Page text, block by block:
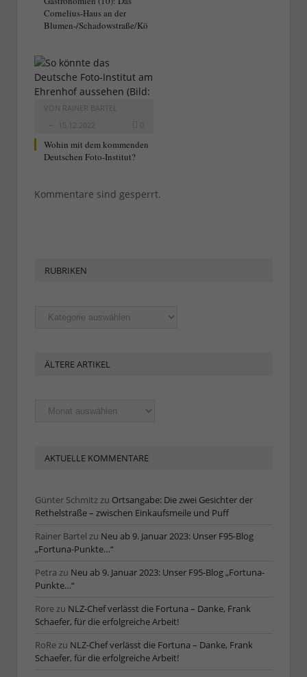
Cornelius-Haus an der
Blumen-/Schadowstraße/Kö
VON RAINER BARTEL
15.12.2022
0
Wohin mit dem kommenden
Deutschen Foto-Institut?
Kommentare sind gesperrt.
RUBRIKEN
Rubriken
ÄLTERE ARTIKEL
Ältere
Artikel
AKTUELLE KOMMENTARE
Günter Schmitzzu Ortsangabe: Die zwei Gesichter der
Rethelstraße – zwischen Einkaufsmeile und Puff
Rainer Bartel zu Neu ab 9. Januar 2023: Unser F95-Blog
„Fortuna-Punkte…“
Petra zu Neu ab 9. Januar 2023: Unser F95-Blog „Fortuna-
Punkte…“
Rorezu NLZ-Chef verlässt die Fortuna – Danke, Frank
Schaefer, für die erfolgreiche Arbeit!
RoRezu NLZ-Chef verlässt die Fortuna – Danke, Frank
Schaefer, für die erfolgreiche Arbeit!